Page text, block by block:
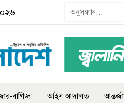
বাণিজ্য আইন আদালত